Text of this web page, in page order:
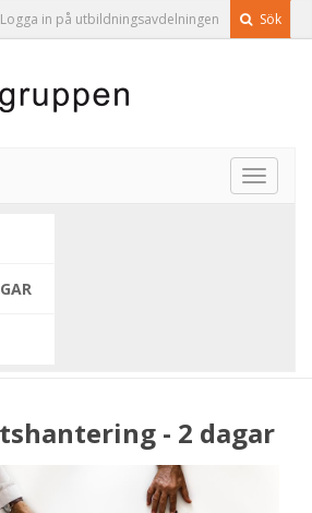
Logga in på utbildningsavdelningen Sök
Toggle
- 2 dagar